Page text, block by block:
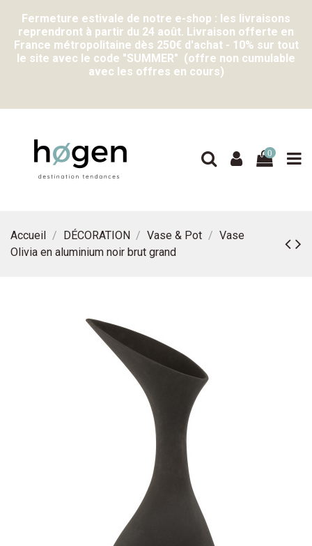
Fermeture estivale de notre e-shop : les livraisons
reprendront à partir du 24 août. Livraison offerte en
France métropolitaine dès 250€ d'achat - 10% sur tout
le site avec le code "SUMMER" (offre non cumulable
avec les offres en cours)
0
Accueil DÉCORATION Vase & Pot
Vase
Olivia en aluminium noir brut grand